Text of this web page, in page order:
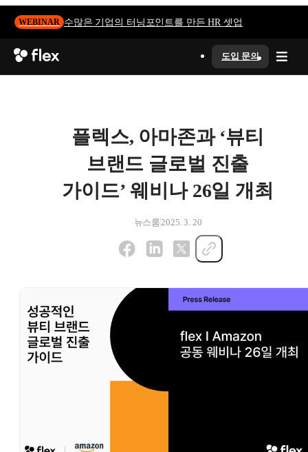
WEBINAR 수많은 기업의 터닝포인트를 만든 HR 셋업
도입 문의
플렉스, 아마존과 ‘뷰티
브랜드 글로벌 진출
가이드’ 웨비나 26일 개최
뉴스룸 2025. 3. 20